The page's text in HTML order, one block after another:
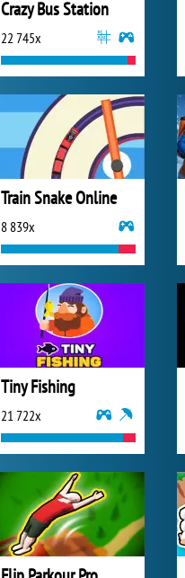
Crazy Bus Station
22 745x
Train Snake Online
8 839x
Tiny Fishing
21 722x